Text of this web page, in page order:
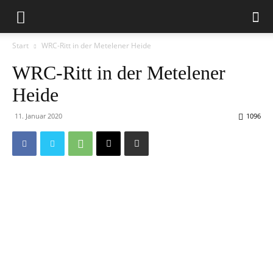
Start WRC-Ritt in der Metelener Heide
WRC-Ritt in der Metelener
Heide
11. Januar 2020 1096